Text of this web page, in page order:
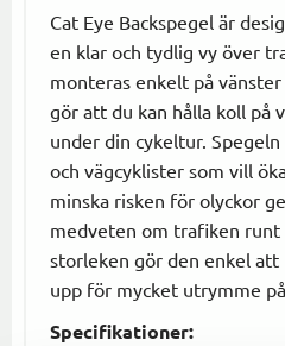
Cat Eye Backspegel är
en klar och tydlig vy över
monteras enkelt på
gör att du kan hålla koll på
under din cykeltur.
och vägcyklister som vill
minska risken för olyckor
medveten om trafiken runt
storleken gör den enkel
upp för mycket utrymme
Specifikationer: